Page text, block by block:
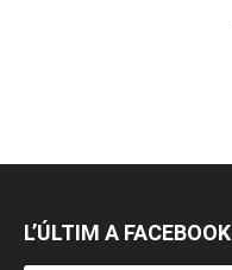
L’ÚLTIM A FACEBOOK